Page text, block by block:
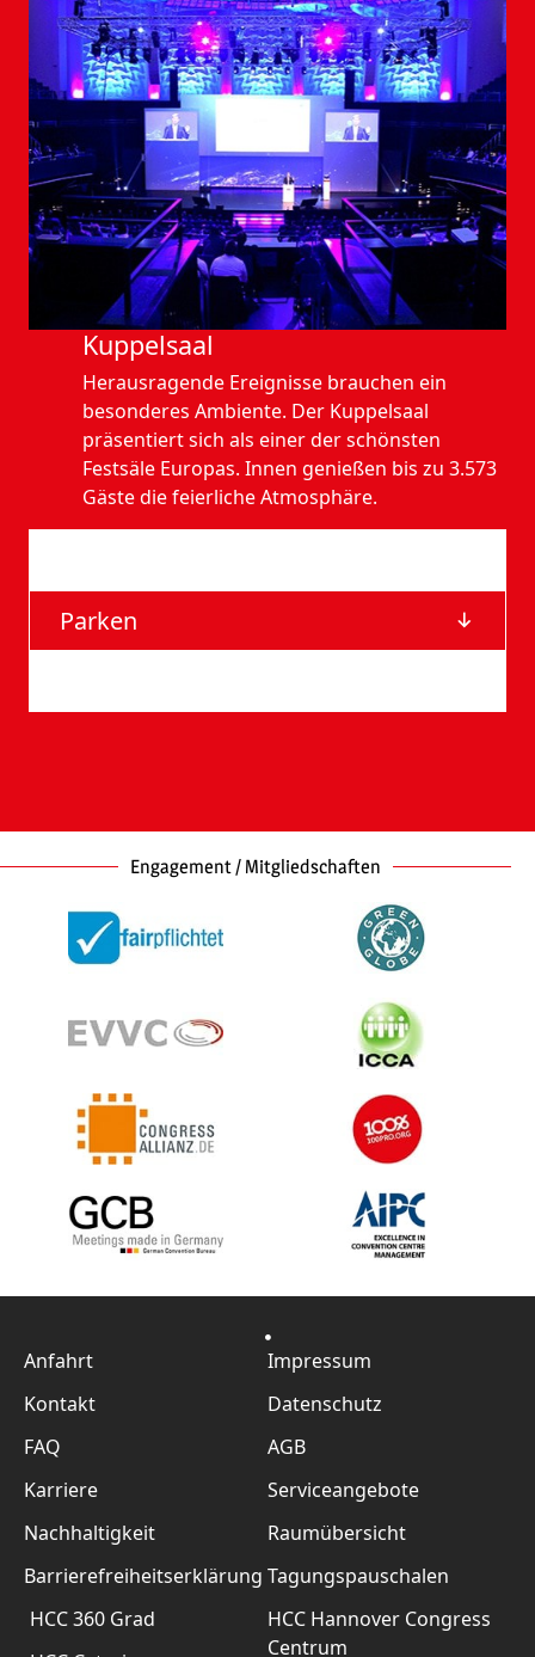
Kuppelsaal
Herausragende Ereignisse brauchen ein
besonderes Ambiente. Der Kuppelsaal
präsentiert sich als einer der schönsten
Festsäle Europas. Innen genießen bis zu 3.573
Gäste die feierliche Atmosphäre.
Parken
Engagement / Mitgliedschaften
Anfahrt
Kontakt
FAQ
Impressum
Datenschutz
AGB
Karriere
Nachhaltigkeit
Barrierefreiheitserklärung
Serviceangebote
Raumübersicht
Tagungspauschalen
HCC 360 Grad
HCC Hannover Congress
Centrum